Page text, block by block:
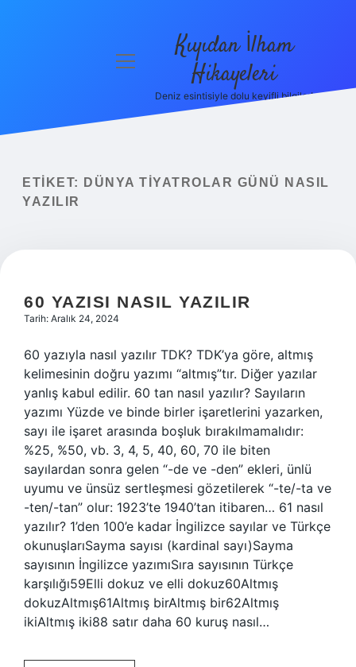
Yasal Uyarı
menüyü
Kıyıdan İlham
Hikayeleri
Deniz esintisiyle dolu keyifli bilgiler!
ETIKET:
DÜNYA TIYATROLAR GÜNÜ NASIL
YAZILIR
60 YAZISI NASIL YAZILIR
Tarih: Aralık 24, 2024
60 yazıyla nasıl yazılır TDK? TDK’ya göre, altmış
kelimesinin doğru yazımı “altmış”tır. Diğer yazılar
yanlış kabul edilir. 60 tan nasıl yazılır? Sayıların
yazımı Yüzde ve binde birler işaretlerini yazarken,
sayı ile işaret arasında boşluk bırakılmamalıdır:
%25, %50, vb. 3, 4, 5, 40, 60, 70 ile biten
sayılardan sonra gelen “-de ve -den” ekleri, ünlü
uyumu ve ünsüz sertleşmesi gözetilerek “-te/-ta ve
-ten/-tan” olur: 1923’te 1940’tan itibaren… 61 nasıl
yazılır? 1’den 100’e kadar İngilizce sayılar ve Türkçe
okunuşlarıSayma sayısı (kardinal sayı)Sayma
sayısının İngilizce yazımıSıra sayısının Türkçe
karşılığı59Elli dokuz ve elli dokuz60Altmış
dokuzAltmış61Altmış birAltmış bir62Altmış
ikiAltmış iki88 satır daha 60 kuruş nasıl…